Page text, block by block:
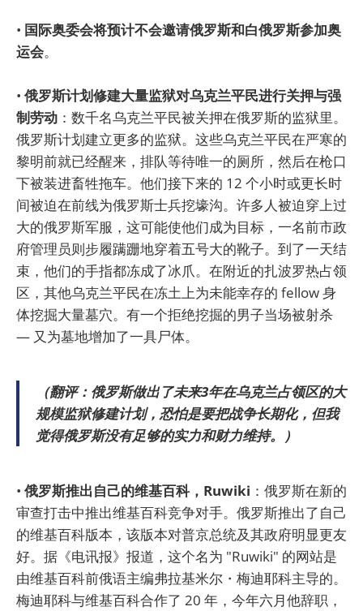
• 国际奥委会将预计不会邀请俄罗斯和白俄罗斯参加奥
运会。
• 俄罗斯计划修建大量监狱对乌克兰平民进行关押与强
制劳动 ：数千名乌克兰平民被关押在俄罗斯的监狱里。
俄罗斯计划建立更多的监狱。这些乌克兰平民在严寒的
黎明前就已经醒来，排队等待唯一的厕所，然后在枪口
下被装进畜牲拖车。他们接下来的 12 个小时或更长时
间被迫在前线为俄罗斯士兵挖壕沟。许多人被迫穿上过
大的俄罗斯军服，这可能使他们成为目标，一名前市政
府管理员则步履蹒跚地穿着五号大的靴子。到了一天结
束，他们的手指都冻成了冰爪。在附近的扎波罗热占领
区，其他乌克兰平民在冻土上为未能幸存的 fellow 身
体挖掘大量墓穴。有一个拒绝挖掘的男子当场被射杀
— 又为墓地增加了一具尸体。
（翻评：俄罗斯做出了未来3年在乌克兰占领区的大
规模监狱修建计划，恐怕是要把战争长期化，但我
觉得俄罗斯没有足够的实力和财力维持。）
• 俄罗斯推出自己的维基百科，Ruwiki ：俄罗斯在新的
审查打击中推出维基百科竞争对手。俄罗斯推出了自己
的维基百科版本，该版本对普京总统及其政府明显更友
好。据《电讯报》报道，这个名为 "Ruwiki" 的网站是
由维基百科前俄语主编弗拉基米尔・梅迪耶科主导的。
梅迪耶科与维基百科合作了 20 年，今年六月他辞职，